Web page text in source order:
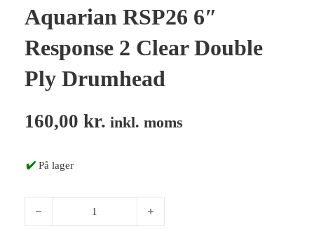
Aquarian RSP26 6″
Response 2 Clear Double
Ply Drumhead
160,00 kr. inkl. moms
✔️ På lager